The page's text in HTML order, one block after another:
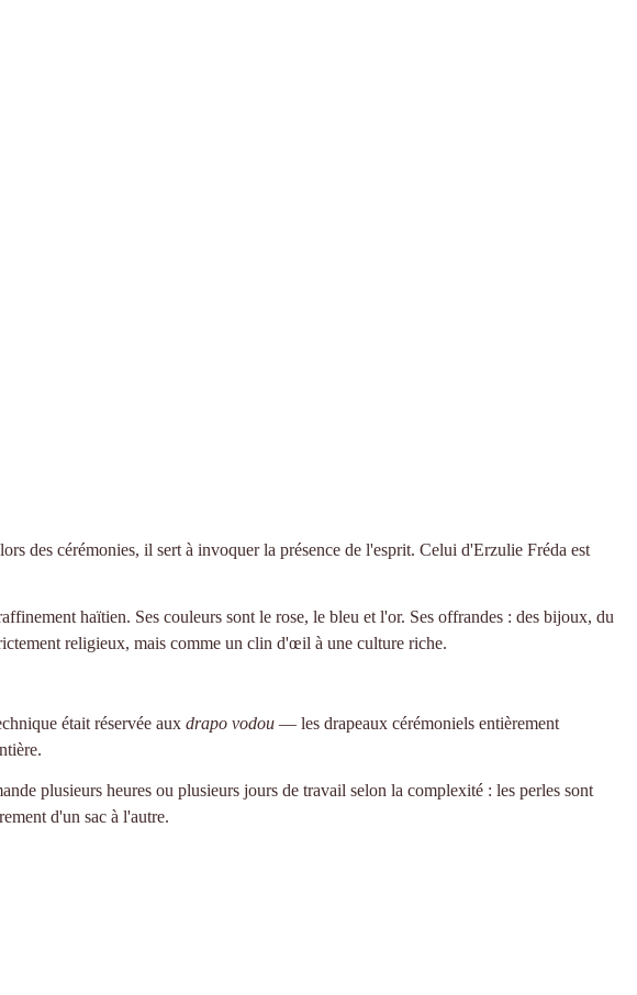
des cérémonies, il sert à invoquer la présence de l'esprit. Celui d'Erzulie Fréda est
haïtien. Ses couleurs sont le rose, le bleu et l'or. Ses offrandes : des bijoux, du
religieux, mais comme un clin d'œil à une culture riche.
était réservée aux drapo vodou — les drapeaux cérémoniels entièrement
plusieurs heures ou plusieurs jours de travail selon la complexité : les perles sont
d'un sac à l'autre.